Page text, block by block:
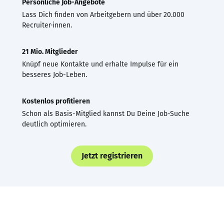
Persönliche Job-Angebote
Lass Dich finden von Arbeitgebern und über 20.000
Recruiter·innen.
21 Mio. Mitglieder
Knüpf neue Kontakte und erhalte Impulse für ein
besseres Job-Leben.
Kostenlos profitieren
Schon als Basis-Mitglied kannst Du Deine Job-Suche
deutlich optimieren.
Jetzt registrieren